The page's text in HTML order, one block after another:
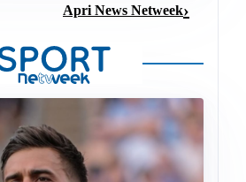
Apri News Netweek